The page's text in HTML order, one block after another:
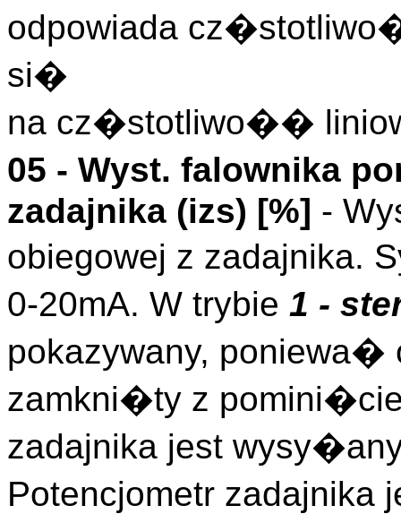
odpowiada
si�
na cz�stotliwo��
05 - Wyst. falownika
zadajnika (izs) [%] -
obiegowej z zadajnika.
0-20mA. W trybie 1 -
pokazywany,
zamkni�ty z
zadajnika jest
Potencjometr zadajnika